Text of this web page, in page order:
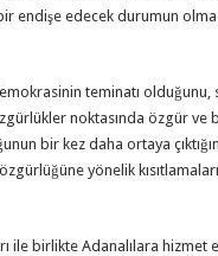
endişe edecek durumun
teminatı olduğunu,
noktasında özgür ve
bir kez daha ortaya
yönelik
ile birlikte Adanalılara hizmet